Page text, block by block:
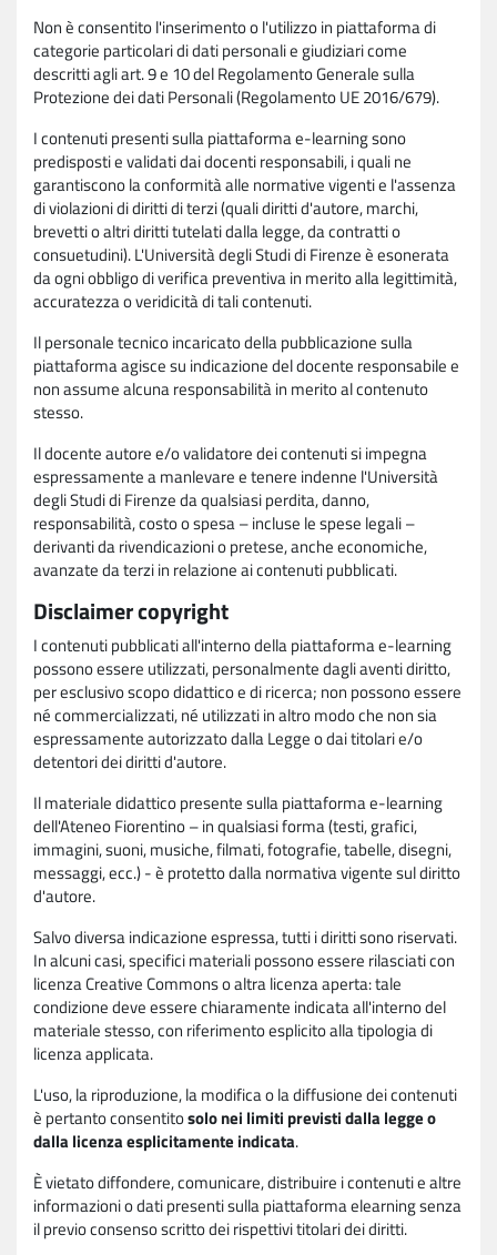
Non è consentito l'inserimento o l'utilizzo in piattaforma di
categorie particolari di dati personali e giudiziari come
descritti agli art. 9 e 10 del Regolamento Generale sulla
Protezione dei dati Personali (Regolamento UE 2016/679).
I contenuti presenti sulla piattaforma e-learning sono
predisposti e validati dai docenti responsabili, i quali ne
garantiscono la conformità alle normative vigenti e l'assenza
di violazioni di diritti di terzi (quali diritti d'autore, marchi,
brevetti o altri diritti tutelati dalla legge, da contratti o
consuetudini). L'Università degli Studi di Firenze è esonerata
da ogni obbligo di verifica preventiva in merito alla legittimità,
accuratezza o veridicità di tali contenuti.
Il personale tecnico incaricato della pubblicazione sulla
piattaforma agisce su indicazione del docente responsabile e
non assume alcuna responsabilità in merito al contenuto
stesso.
Il docente autore e/o validatore dei contenuti si impegna
espressamente a manlevare e tenere indenne l'Università
degli Studi di Firenze da qualsiasi perdita, danno,
responsabilità, costo o spesa – incluse le spese legali –
derivanti da rivendicazioni o pretese, anche economiche,
avanzate da terzi in relazione ai contenuti pubblicati.
Disclaimer copyright
I contenuti pubblicati all'interno della piattaforma e-learning
possono essere utilizzati, personalmente dagli aventi diritto,
per esclusivo scopo didattico e di ricerca; non possono essere
né commercializzati, né utilizzati in altro modo che non sia
espressamente autorizzato dalla Legge o dai titolari e/o
detentori dei diritti d'autore.
Il materiale didattico presente sulla piattaforma e-learning
dell'Ateneo Fiorentino – in qualsiasi forma (testi, grafici,
immagini, suoni, musiche, filmati, fotografie, tabelle, disegni,
messaggi, ecc.) - è protetto dalla normativa vigente sul diritto
d'autore.
Salvo diversa indicazione espressa, tutti i diritti sono riservati.
In alcuni casi, specifici materiali possono essere rilasciati con
licenza Creative Commons o altra licenza aperta: tale
condizione deve essere chiaramente indicata all'interno del
materiale stesso, con riferimento esplicito alla tipologia di
licenza applicata.
L'uso, la riproduzione, la modifica o la diffusione dei contenuti
è pertanto consentitosolo nei limiti previsti dalla legge o
dalla licenza esplicitamente indicata.
È vietato diffondere, comunicare, distribuire i contenuti e altre
informazioni o dati presenti sulla piattaforma elearning senza
il previo consenso scritto dei rispettivi titolari dei diritti.